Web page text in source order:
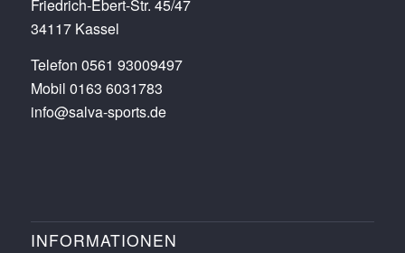
Friedrich-Ebert-Str. 45/47
34117 Kassel
Telefon 0561 93009497
Mobil 0163 6031783
info@salva-sports.de
INFORMATIONEN